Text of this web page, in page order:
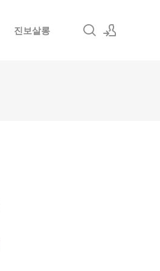
진보살롱